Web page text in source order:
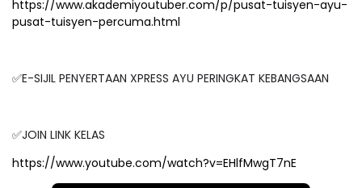
https://www.akademiyoutuber.com/p/pusat-tuisyen-ayu-
pusat-tuisyen-percuma.html
✅E-SIJIL PENYERTAAN XPRESS AYU PERINGKAT KEBANGSAAN
✅JOIN LINK KELAS
https://www.youtube.com/watch?v=EHlfMwgT7nE